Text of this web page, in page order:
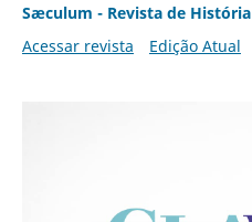
Sæculum - Revista de História
Acessar revista
Edição Atual